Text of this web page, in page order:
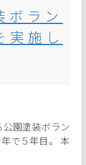
ボラン
実施し
園塗装ボラン
で５年目。 本